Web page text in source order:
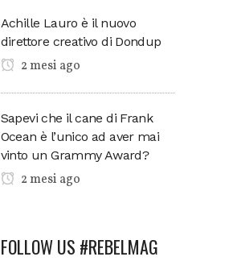
Achille Lauro è il nuovo
direttore creativo di Dondup
2 mesi ago
Sapevi che il cane di Frank
Ocean è l’unico ad aver mai
vinto un Grammy Award?
2 mesi ago
FOLLOW US #REBELMAG